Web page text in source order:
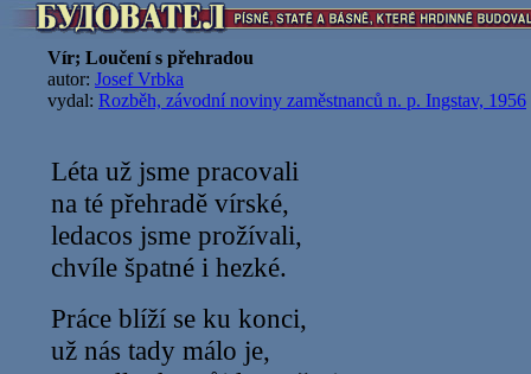
Vír; Loučení s přehradou
autor: Josef Vrbka
vydal: Rozběh, závodní noviny zaměstnanců n. p. Ingstav, 1956
Léta už jsme pracovali
na té přehradě vírské,
ledacos jsme prožívali,
chvíle špatné i hezké.
Práce blíží se ku konci,
už nás tady málo je,